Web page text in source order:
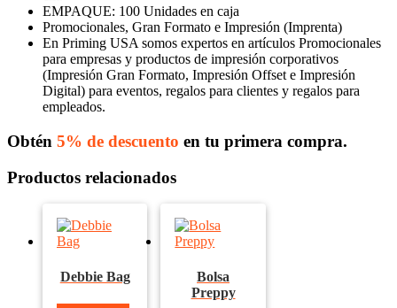
EMPAQUE: 100 Unidades en caja
Promocionales, Gran Formato e Impresión (Imprenta)
En Priming USA somos expertos en artículos Promocionales
para empresas y productos de impresión corporativos
(Impresión Gran Formato, Impresión Offset e Impresión
Digital) para eventos, regalos para clientes y regalos para
empleados.
Obtén 5% de descuento en tu primera compra.
Productos relacionados
Debbie Bag
Bolsa
Preppy